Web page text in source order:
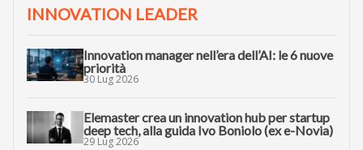
INNOVATION LEADER
Innovation manager nell’era dell’AI: le 6 nuove
priorità
30 Lug 2026
Elemaster crea un innovation hub per startup
deep tech, alla guida Ivo Boniolo (ex e-Novia)
29 Lug 2026